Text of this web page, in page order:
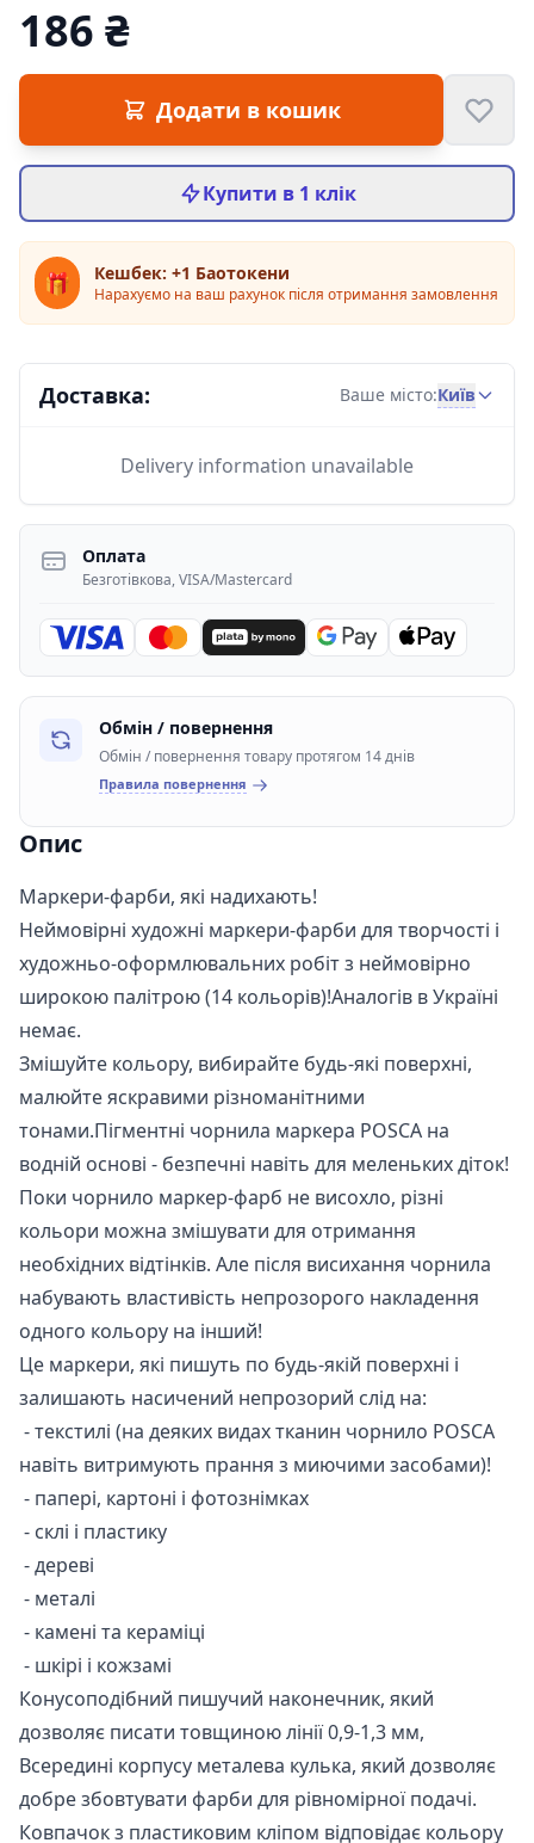
Опис
Маркери-фарби, які надихають!
Неймовірні художні маркери-фарби для творчості і
художньо-оформлювальних робіт з неймовірно
широкою палітрою (14 кольорів)!Аналогів в Україні
немає.
Змішуйте кольору, вибирайте будь-які поверхні,
малюйте яскравими різноманітними
тонами.Пігментні чорнила маркера POSCA на
водній основі - безпечні навіть для меленьких діток!
Поки чорнило маркер-фарб не висохло, різні
кольори можна змішувати для отримання
необхідних відтінків. Але після висихання чорнила
набувають властивість непрозорого накладення
одного кольору на інший!
Це маркери, які пишуть по будь-якій поверхні і
залишають насичений непрозорий слід на:
- текстилі (на деяких видах тканин чорнило POSCA
навіть витримують прання з миючими засобами)!
- папері, картоні і фотознімках
- склі і пластику
- дереві
- металі
- камені та кераміці
- шкірі і кожзамі
Конусоподібний пишучий наконечник, який
дозволяє писати товщиною лінії 0,9-1,3 мм,
Всередині корпусу металева кулька, який дозволяє
добре збовтувати фарби для рівномірної подачі.
Ковпачок з пластиковим кліпом відповідає кольору
Цена:
186 ₴
Додати в кошик
Купити в 1 клік
🎁 Кешбек: +1 Баотокени
Нарахуємо на ваш рахунок після отримання замовлення
Доставка: Ваше місто:Київ
Delivery information unavailable
Оплата
Безготівкова, VISA/Mastercard
Обмін / повернення
Обмін / повернення товару протягом 14 днів
Правила повернення